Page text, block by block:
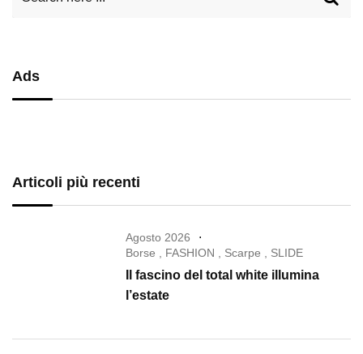
Ads
Articoli più recenti
Agosto 2026
Borse
FASHION Scarpe SLIDE
Il fascino del total white illumina
l’estate